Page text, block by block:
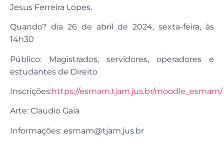
Jesus Ferreira Lopes.
Quando? dia 26 de abril de 2024, sexta-feira, às
14h30
Público: Magistrados, servidores, operadores e
estudantes de Direito
Inscrições:https://esmam.tjam.jus.br/moodle_esmam/
Arte: Claudio Gaia
Informações: esmam@tjam.jus.br